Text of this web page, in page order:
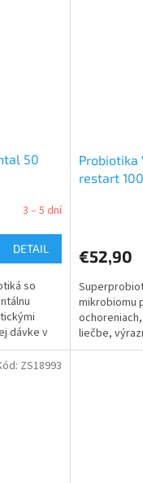
50
3 – 5 dní
DETAIL
so
dávke v
Probiotika
restart
€52,90
mikrobiomu
liečbe,
systému s
ZS18993